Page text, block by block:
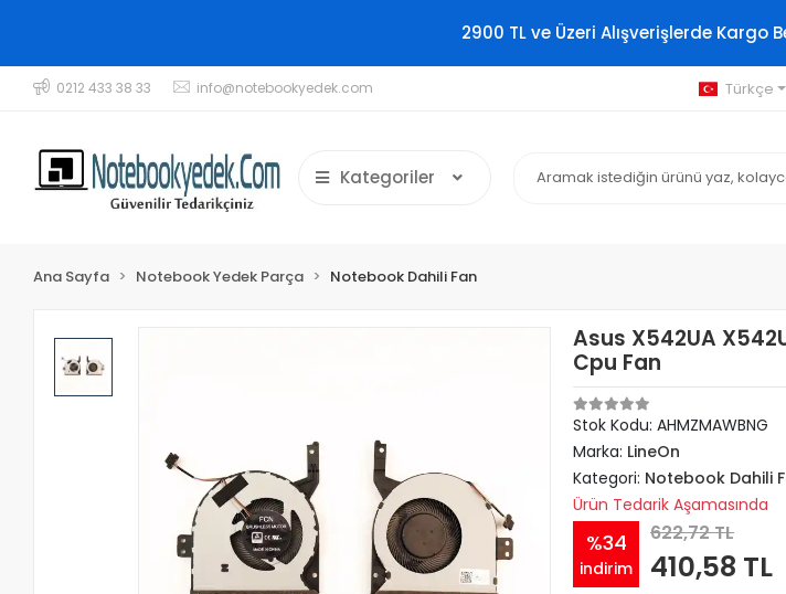
2900 TL ve Üzeri Alışverişlerde Kargo
0212 433 38 33 info@notebookyedek.com Türkçe
Kategoriler
Ana Sayfa Notebook Yedek Parça Notebook Dahili Fan
Asus X542UA
Cpu Fan
Stok Kodu: AHMZMAWBNG
Marka: LineOn
Kategori: Notebook Dahili
Ürün Tedarik Aşamasında
%34
indirim
622,72 TL
410,58 TL